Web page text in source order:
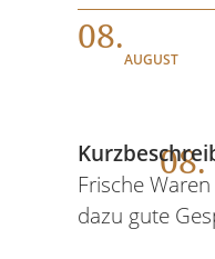
08.
AUGUST
08.
Frische
dazu gute